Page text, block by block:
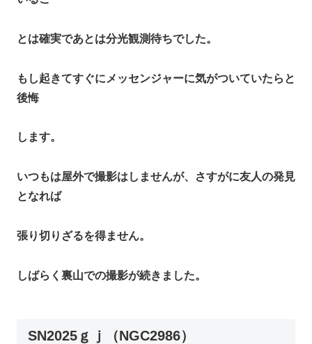
とは確実であとは分光観測待ちでした。
もし起きてすぐにメッセンジャーに気がついていたらと
後悔
します。
いつもは屋外で撮影はしませんが、さすがに友人の発見
となれば
張り切りざるを得ません。
しばらく裏山での撮影が続きました。
SN2025ｇｊ（NGC2986）